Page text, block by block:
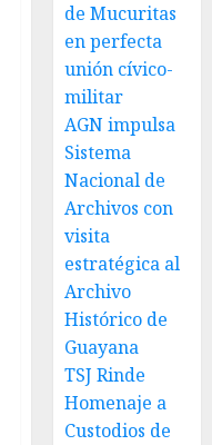
de Mucuritas
en perfecta
unión cívico-
militar
AGN impulsa
Sistema
Nacional de
Archivos con
visita
estratégica al
Archivo
Histórico de
Guayana
TSJ Rinde
Homenaje a
Custodios de